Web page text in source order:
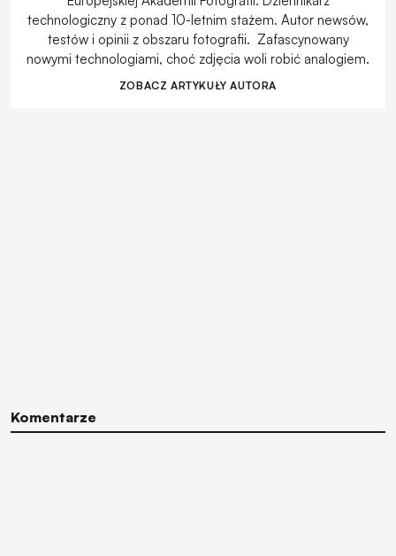
technologiczny z ponad 10-letnim stażem. Autor newsów,
testów i opinii z obszaru fotografii. Zafascynowany
nowymi technologiami, choć zdjęcia woli robić analogiem.
ZOBACZ ARTYKUŁY AUTORA
Komentarze